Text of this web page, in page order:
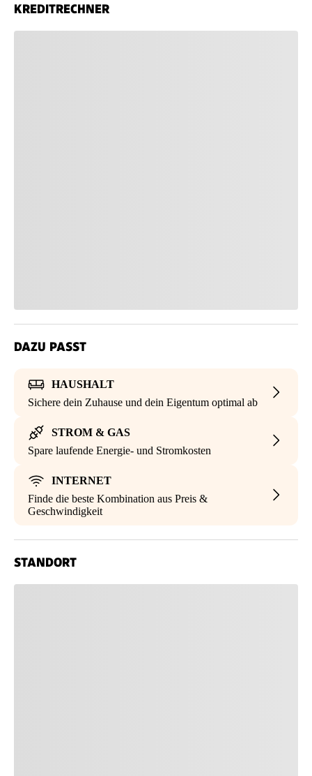
KREDITRECHNER
DAZU PASST
HAUSHALT
Sichere dein Zuhause und dein Eigentum optimal ab
STROM & GAS
Spare laufende Energie- und Stromkosten
INTERNET
Finde die beste Kombination aus Preis &
Geschwindigkeit
STANDORT